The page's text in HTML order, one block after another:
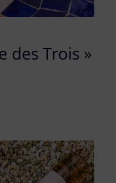
des Trois »